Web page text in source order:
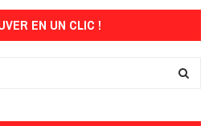
EN UN CLIC !